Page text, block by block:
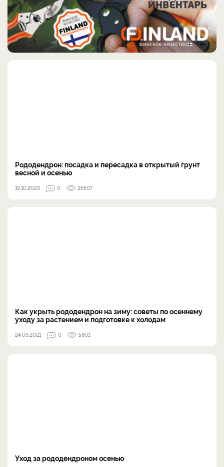
Рододендрон: посадка и пересадка в открытый грунт
весной и осенью
19.10.2023 0 26507
Как укрыть рододендрон на зиму: советы по осеннему
уходу за растением и подготовке к холодам
24.09.2021 0 5801
Уход за рододендроном осенью